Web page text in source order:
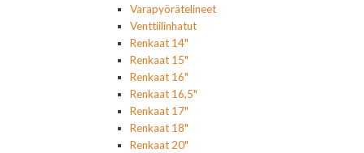
Varapyörätelineet
Venttiilinhatut
Renkaat 14"
Renkaat 15"
Renkaat 16"
Renkaat 16,5"
Renkaat 17"
Renkaat 18"
Renkaat 20"